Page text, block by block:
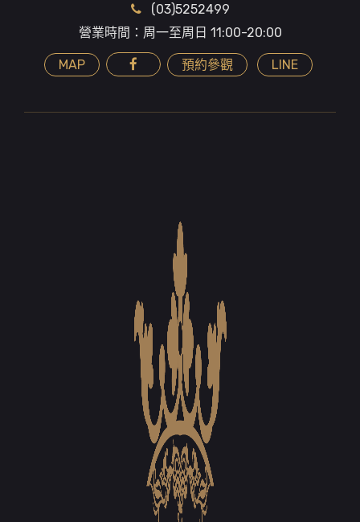
(03)5252499
營業時間：周一至周日 11:00-20:00
MAP 預約參觀 LINE